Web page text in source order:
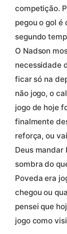
competição.
pegou o gol é
segundo
O Nadson
necessidade
ficar só na
não jogo, o
jogo de hoje
finalmente
reforça, ou
Deus mandar
sombra do
Poveda era
chegou ou
pensei que
jogo como